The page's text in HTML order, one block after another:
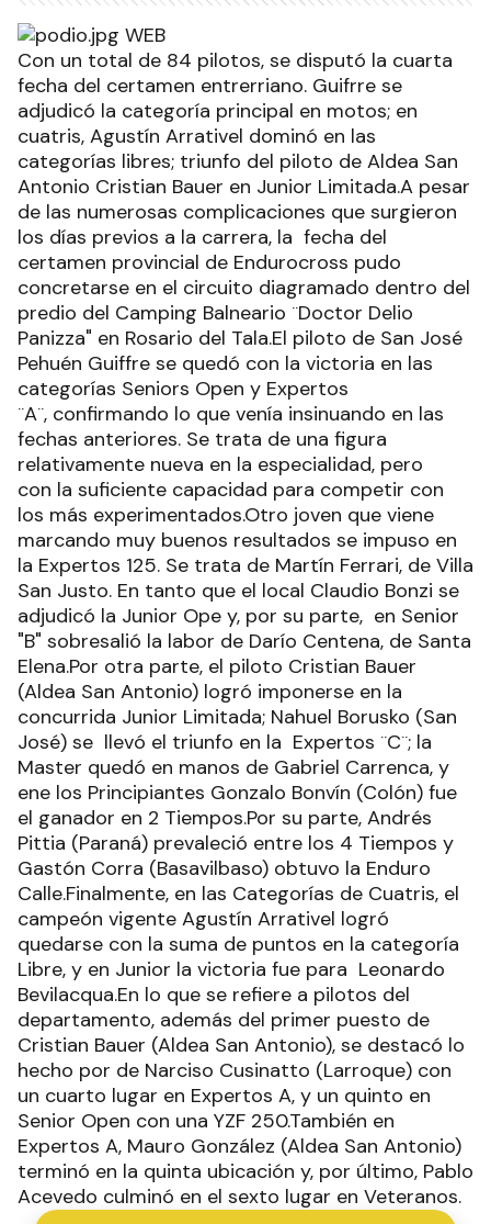
Con un total de 84 pilotos, se disputó la cuarta
fecha del certamen entrerriano. Guifrre se
adjudicó la categoría principal en motos; en
cuatris, Agustín Arrativel dominó en las
categorías libres; triunfo del piloto de Aldea San
Antonio Cristian Bauer en Junior Limitada.A pesar
de las numerosas complicaciones que surgieron
los días previos a la carrera, la fecha del
certamen provincial de Endurocross pudo
concretarse en el circuito diagramado dentro del
predio del Camping Balneario ¨Doctor Delio
Panizza" en Rosario del Tala.El piloto de San José
Pehuén Guiffre se quedó con la victoria en las
categorías Seniors Open y Expertos
¨A¨, confirmando lo que venía insinuando en las
fechas anteriores. Se trata de una figura
relativamente nueva en la especialidad, pero
con la suficiente capacidad para competir con
los más experimentados.Otro joven que viene
marcando muy buenos resultados se impuso en
la Expertos 125. Se trata de Martín Ferrari, de Villa
San Justo. En tanto que el local Claudio Bonzi se
adjudicó la Junior Ope y, por su parte, en Senior
"B" sobresalió la labor de Darío Centena, de Santa
Elena.Por otra parte, el piloto Cristian Bauer
(Aldea San Antonio) logró imponerse en la
concurrida Junior Limitada; Nahuel Borusko (San
José) se llevó el triunfo en la Expertos ¨C¨; la
Master quedó en manos de Gabriel Carrenca, y
ene los Principiantes Gonzalo Bonvín (Colón) fue
el ganador en 2 Tiempos.Por su parte, Andrés
Pittia (Paraná) prevaleció entre los 4 Tiempos y
Gastón Corra (Basavilbaso) obtuvo la Enduro
Calle.Finalmente, en las Categorías de Cuatris, el
campeón vigente Agustín Arrativel logró
quedarse con la suma de puntos en la categoría
Libre, y en Junior la victoria fue para Leonardo
Bevilacqua.En lo que se refiere a pilotos del
departamento, además del primer puesto de
Cristian Bauer (Aldea San Antonio), se destacó lo
hecho por de Narciso Cusinatto (Larroque) con
un cuarto lugar en Expertos A, y un quinto en
Senior Open con una YZF 250.También en
Expertos A, Mauro González (Aldea San Antonio)
terminó en la quinta ubicación y, por último, Pablo
Acevedo culminó en el sexto lugar en Veteranos.